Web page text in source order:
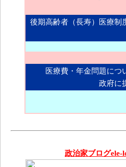
後期高齢者（長寿）医療制
医療費・年金問題につ
政府に
政治家ブログele-